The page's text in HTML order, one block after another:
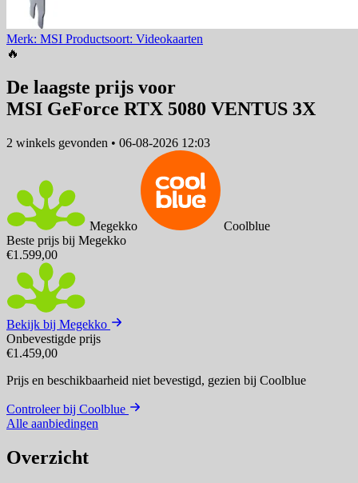
Merk: MSI Productsoort: Videokaarten
🔥
De laagste prijs voor
MSI GeForce RTX 5080 VENTUS 3X
2 winkels gevonden • 06-08-2026 12:03
Megekko
Coolblue
Beste prijs bij Megekko
€1.599,00
Bekijk bij Megekko
Onbevestigde prijs
€1.459,00
Prijs en beschikbaarheid niet bevestigd, gezien bij Coolblue
Controleer bij Coolblue
Alle aanbiedingen
Overzicht